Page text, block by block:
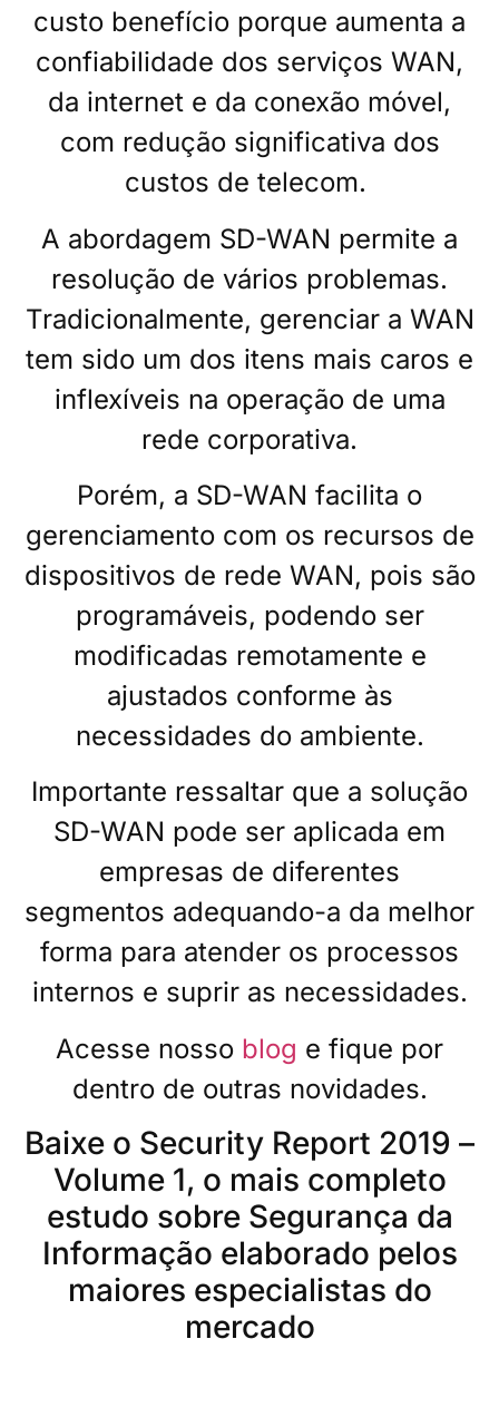
custo benefício porque aumenta a
confiabilidade dos serviços WAN,
da internet e da conexão móvel,
com redução significativa dos
custos de telecom.
A abordagem SD-WAN permite a
resolução de vários problemas.
Tradicionalmente, gerenciar a WAN
tem sido um dos itens mais caros e
inflexíveis na operação de uma
rede corporativa.
Porém, a SD-WAN facilita o
gerenciamento com os recursos de
dispositivos de rede WAN, pois são
programáveis, podendo ser
modificadas remotamente e
ajustados conforme às
necessidades do ambiente.
Importante ressaltar que a solução
SD-WAN pode ser aplicada em
empresas de diferentes
segmentos adequando-a da melhor
forma para atender os processos
internos e suprir as necessidades.
Acesse nosso blog e fique por
dentro de outras novidades.
Baixe o Security Report 2019 –
Volume 1, o mais completo
estudo sobre Segurança da
Informação elaborado pelos
maiores especialistas do
mercado